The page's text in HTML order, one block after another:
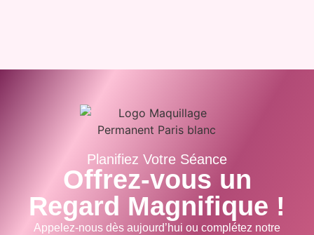
Planifiez Votre Séance
Offrez-vous un
Regard Magnifique !
Appelez-nous dès aujourd’hui ou complétez notre